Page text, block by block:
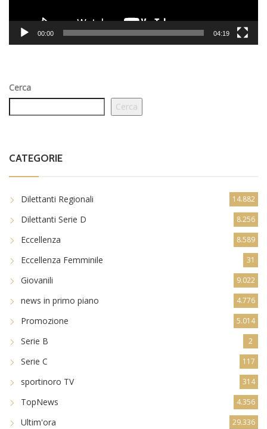
00:00 04:19
Cerca
Cerca
CATEGORIE
Dilettanti Regionali 14.882
Dilettanti Serie D 8.256
Eccellenza 8.589
Eccellenza Femminile 31
Giovanili 9.022
news in primo piano 4.776
Promozione 5.014
Serie B 2
Serie C 117
sportinoro TV 314
TopNews 4.356
Ultim'ora 29.336